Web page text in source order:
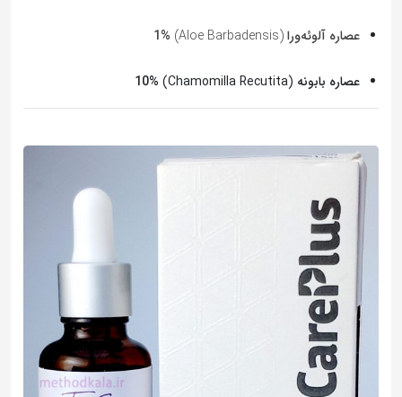
عصاره آلوئه‌ورا(Aloe Barbadensis)
1%
عصاره بابونه (Chamomilla Recutita)
10%